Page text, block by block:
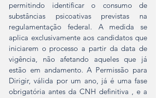
permitindo identificar o consumo de
substâncias psicoativas previstas na
regulamentação federal. A medida se
aplica exclusivamente aos candidatos que
iniciarem o processo a partir da data de
vigência, não afetando aqueles que já
estão em andamento. A Permissão para
Dirigir, válida por um ano, já é uma fase
obrigatória antes da CNH definitiva , e a